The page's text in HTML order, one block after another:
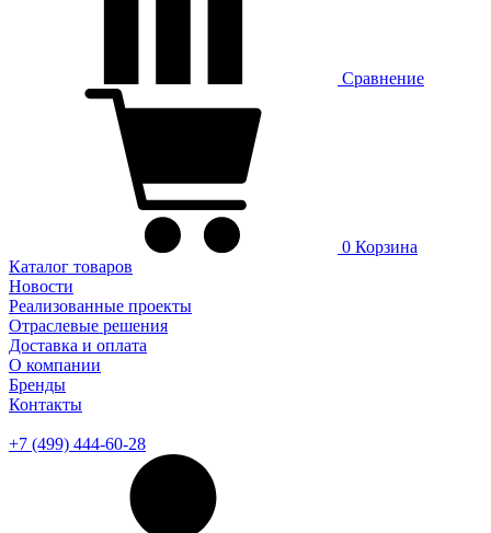
Сравнение
0 Корзина
Каталог товаров
Новости
Реализованные проекты
Отраслевые решения
Доставка и оплата
О компании
Бренды
Контакты
+7 (499) 444-60-28